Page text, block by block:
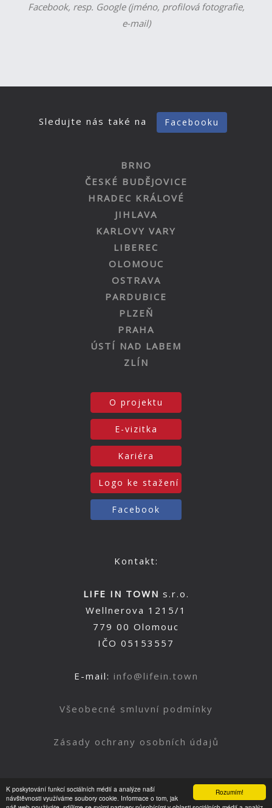
Rozumím!
K poskytování funkcí sociálních médií a analýze naší
návštěvnosti využíváme soubory cookie. Informace o tom, jak
Facebook, resp. Google (jméno, profilová fotografie,
e-mail)
Sledujte nás také na Facebooku
BRNO
ČESKÉ BUDĚJOVICE
HRADEC KRÁLOVÉ
JIHLAVA
KARLOVY VARY
LIBEREC
OLOMOUC
OSTRAVA
PARDUBICE
PLZEŇ
PRAHA
ÚSTÍ NAD LABEM
ZLÍN
O projektu
E-vizitka
Kariéra
Logo ke stažení
Facebook
Kontakt:
LIFE IN TOWN s.r.o.
Wellnerova 1215/1
779 00 Olomouc
IČO 05153557
E-mail: info@lifein.town
Všeobecné smluvní podmínky
Zásady ochrany osobních údajů
Nahoru